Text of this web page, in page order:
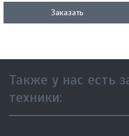
Заказать
Также у нас есть
техники: